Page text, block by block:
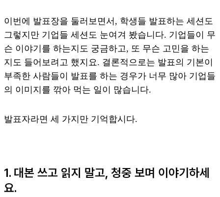
이번에 발표장을 둘러보면서, 학생들 발표하는 세션도
그렇지만 기업들 세션도 눈여겨 봤습니다. 기업들이 무
슨 이야기를 하는지도 궁금하고, 또 무슨 고민을 하는
지도 들어보려고 했지요. 결론적으로는 발표의 기본이
부족한 사람들이 발표를 하는 경우가 너무 많아 기업들
의 이미지를 깎아 먹는 일이 많습니다.
발표자라면 세 가지만 기억합시다.
1. 대본 쓰고 읽지 말고, 청중 보며 이야기하세
요.